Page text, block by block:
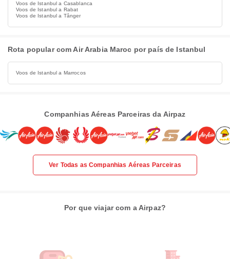
Voos de Istanbul a Casablanca
Voos de Istanbul a Rabat
Voos de Istanbul a Tânger
Rota popular com Air Arabia Maroc por país de Istanbul
Voos de Istanbul a Marrocos
Companhias Aéreas Parceiras da Airpaz
Ver Todas as Companhias Aéreas Parceiras
Por que viajar com a Airpaz?